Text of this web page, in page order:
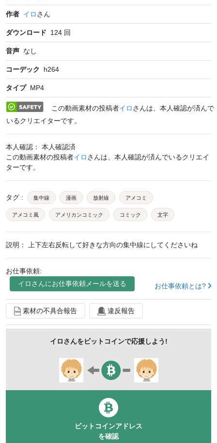
作者 イロさん
ダウンロード 124 回
音声 なし
コーデック h264
タイプ MP4
この動画素材の投稿者イロさんは、本人確認が済んで
いるクリエイターです。
本人確認： 本人確認済
この動画素材の投稿者イロさんは、本人確認が済んでいるクリエイ
ターです。
タグ : 集中線 漫画 放射線 アメコミ
アメコミ風 アメリカンコミック コミック 文字
爆発 吹き出し 背景 アニメーション 枠
フレーム 注目 強調 びっくり まんが
説明： 上下左右反転して好きな方向の集中線にしてくださいね
お仕事依頼:
イロ さんにお仕事依頼メールを送る お仕事依頼とは?
素材の不具合報告 違反報告
イロさんをビットコインで応援しよう!
ビットコインアドレス
を確認